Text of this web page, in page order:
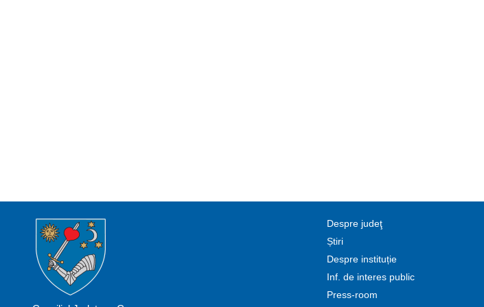
Despre judeţ
Știri
Despre instituție
Inf. de interes public
Press-room